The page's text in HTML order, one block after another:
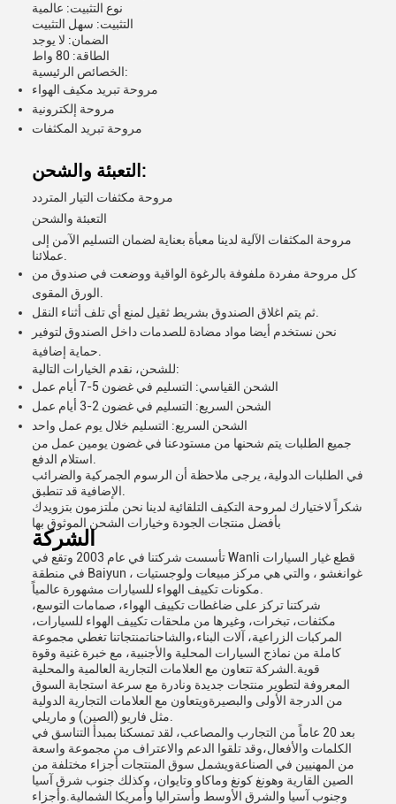
نوع التثبيت: عالمية
التثبيت: سهل التثبيت
الضمان: لا يوجد
الطاقة: 80 واط
الخصائص الرئيسية:
مروحة تبريد مكيف الهواء
مروحة إلكترونية
مروحة تبريد المكثفات
التعبئة والشحن:
مروحة مكثفات التيار المتردد
التعبئة والشحن
مروحة المكثفات الآلية لدينا معبأة بعناية لضمان التسليم الآمن إلى
كل مروحة مفردة ملفوفة بالرغوة الواقية ووضعت في صندوق من
نحن نستخدم أيضا مواد مضادة للصدمات داخل الصندوق لتوفير
للشحن، نقدم الخيارات التالية:
الشحن القياسي: التسليم في غضون 5-7 أيام عمل
الشحن السريع: التسليم في غضون 2-3 أيام عمل
الشحن السريع: التسليم خلال يوم عمل واحد
جميع الطلبات يتم شحنها من مستودعنا في غضون يومين عمل من
في الطلبات الدولية، يرجى ملاحظة أن الرسوم الجمركية والضرائب
شكراً لاختيارك لمروحة التكيف التلقائية لدينا نحن ملتزمون بتزويدك
بأفضل منتجات الجودة وخيارات الشحن الموثوق بها
الشركة
تأسست شركتنا في عام 2003 وتقع في Wanli قطع غيار السيارات
في منطقة Baiyun ، غوانغشو ، والتي هي مركز مبيعات ولوجستيات
شركتنا تركز على ضاغطات تكييف الهواء، صمامات التوسع،
مكثفات، تبخرات، وغيرها من ملحقات تكييف الهواء للسيارات،
المركبات الزراعية، آلات البناء،والشاحناتمنتجاتنا تغطي مجموعة
كاملة من نماذج السيارات المحلية والأجنبية، مع خبرة غنية وقوة
قوية.الشركة تتعاون مع العلامات التجارية العالمية والمحلية
المعروفة لتطوير منتجات جديدة ونادرة مع سرعة استجابة السوق
من الدرجة الأولى والبصيرةويتعاون مع العلامات التجارية الدولية
بعد 20 عاماً من التجارب والمصاعب، لقد تمسكنا بمبدأ التناسق في
الكلمات والأفعال،وقد تلقوا الدعم والاعتراف من مجموعة واسعة
من المهنيين في الصناعةويشمل سوق المنتجات أجزاء مختلفة من
الصين القارية وهونغ كونغ وماكاو وتايوان، وكذلك جنوب شرق آسيا
وجنوب آسيا والشرق الأوسط وأستراليا وأمريكا الشمالية.وأجزاء